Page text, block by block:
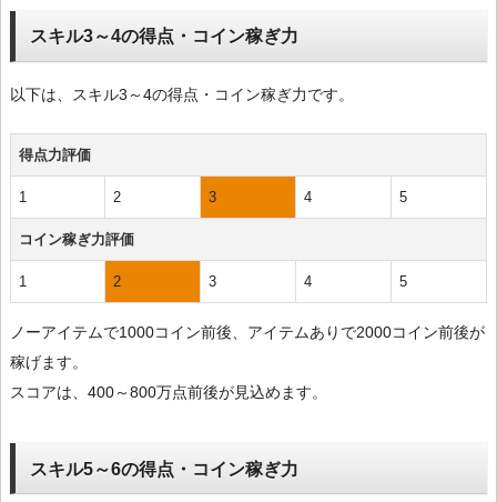
スキル3～4の得点・コイン稼ぎ力
以下は、スキル3～4の得点・コイン稼ぎ力です。
得点力評価
1 2 3 4 5
コイン稼ぎ力評価
1 2 3 4 5
ノーアイテムで1000コイン前後、アイテムありで2000コイン前後が
稼げます。
スコアは、400～800万点前後が見込めます。
スキル5～6の得点・コイン稼ぎ力